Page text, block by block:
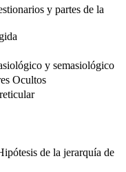
y partes de la
y semasiológico
Ocultos
de la jerarquía de